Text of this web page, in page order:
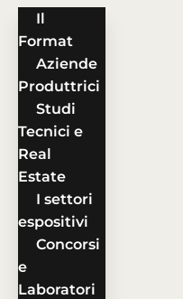
Il
Format
Aziende
Produttrici
Studi
Tecnici e
Real
Estate
I settori
espositivi
Concorsi
e
Laboratori